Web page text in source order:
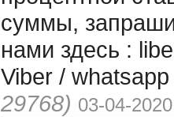
суммы,
нами здесь :
Viber /
29768) 03-04-2020